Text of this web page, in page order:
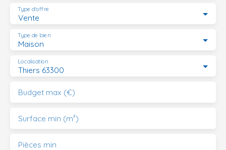
Vente
Type d'offre
Maison
Type de bien
Thiers 63300
Localisation
Budget max (€)
Surface min (m²)
Pièces min